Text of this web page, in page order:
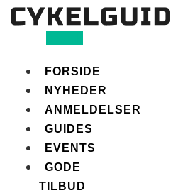
FORSIDE
NYHEDER
ANMELDELSER
GUIDES
EVENTS
GODE
TILBUD